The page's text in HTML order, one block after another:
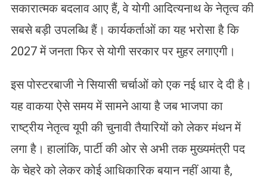
सकारात्मक बदलाव आए हैं, वे योगी आदित्यनाथ के नेतृत्व की
सबसे बड़ी उपलब्धि हैं। कार्यकर्ताओं का यह भरोसा है कि
2027 में जनता फिर से योगी सरकार पर मुहर लगाएगी।
​इस पोस्टरबाजी ने सियासी चर्चाओं को एक नई धार दे दी है।
यह वाकया ऐसे समय में सामने आया है जब भाजपा का
राष्ट्रीय नेतृत्व यूपी की चुनावी तैयारियों को लेकर मंथन में
लगा है। हालांकि, पार्टी की ओर से अभी तक मुख्यमंत्री पद
के चेहरे को लेकर कोई आधिकारिक बयान नहीं आया है,